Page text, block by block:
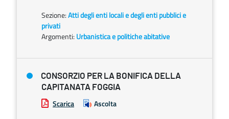
Sezione:Atti degli enti locali e degli enti pubblici e
privati
Argomenti: Urbanistica e politiche abitative
CONSORZIO PER LA BONIFICA DELLA
CAPITANATA FOGGIA
Scarica Ascolta